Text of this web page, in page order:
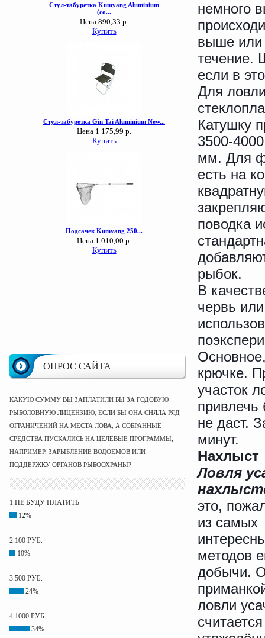
ОПРОС САЙТА
КАКУЮ СУММУ ВЫ ЗАПЛАТИЛИ БЫ ЗА ГОДОВУЮ
РЫБОЛОВНУЮ ЛИЦЕНЗИЮ, ЕСЛИ БЫ ОНА СНЯЛА РЯД
ОГРАНИЧЕНИЙ НА МЕСТА ЛОВА, А СОБРАННЫЕ
СРЕДСТВА ПУСКАЛИСЬ НА ЦЕЛЕВЫЕ ПРОГРАММЫ,
НАПРИМЕР, ЗАРЫБЛЕНИЕ ВОДОЕМОВ ИЛИ
ПОДДЕРЖКУ ОРГАНОВ РЫБООХРАНЫ?
1.НЕ БУДУ ПЛАТИТЬ
12%
2.100 РУБ.
10%
3.500 РУБ.
24%
4.1000 РУБ.
34%
немного
выше или
течение.
если в
Для
Катушку
3500-
мм. Для
есть на
поводка
рыбок.
В
червь
крючке.
участок
привлечь
не даст.
минут.
Нахлыст
Ловля
это,
из самых
методов
добычи.
ловли
считается